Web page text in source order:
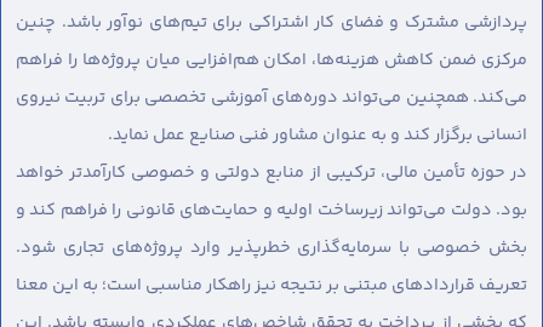
پردازشی مشترک و فضای کار اشتراکی برای تیم‌های نوآور باشد. چنین
مرکزی ضمن کاهش هزینه‌ها، امکان هم‌افزایی میان پروژه‌ها را فراهم
می‌کند. همچنین می‌تواند دوره‌های آموزشی تخصصی برای تربیت نیروی
انسانی برگزار کند و به عنوان مشاور فنی صنایع عمل نماید.
در حوزه تأمین مالی، ترکیبی از منابع دولتی و خصوصی کارآمدتر خواهد
بود. دولت می‌تواند زیرساخت اولیه و حمایت‌های قانونی را فراهم کند و
بخش خصوصی با سرمایه‌گذاری خطرپذیر وارد پروژه‌های تجاری شود.
تعریف قراردادهای مبتنی بر نتیجه نیز راهکار مناسبی است؛ به این معنا